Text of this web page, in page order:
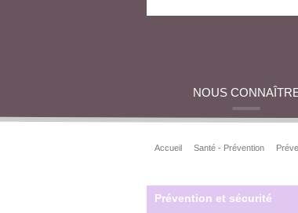
NOUS
Accueil Santé - Prévention
Prévention et sécurité